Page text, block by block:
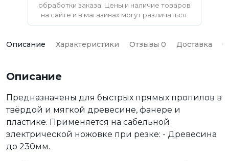
обработки заказа. Цены и наличие товаров
на сайте и в магазинах могут различаться.
Описание Характеристики Отзывы 0 Доставка
Описание
Предназначены для быстрых прямых пропилов в
твёрдой и мягкой древесине, фанере и
пластике. Применяется на сабельной
электрической ножовке при резке: - Древесина
до 230мм.